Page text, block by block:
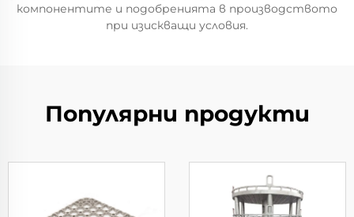
компонентите и подобренията в производството
при изискващи условия.
Популярни продукти